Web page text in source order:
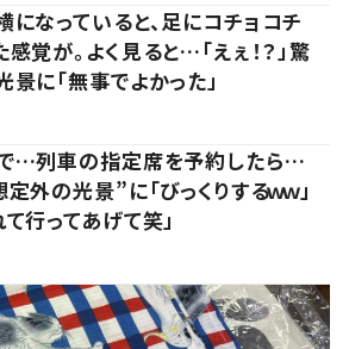
になっていると、足にコチョコチ
感覚が。よく見ると…「えぇ！？」驚
景に「無事でよかった」
…列車の指定席を予約したら…
外の光景”に「びっくりするｗｗ」
て行ってあげて笑」